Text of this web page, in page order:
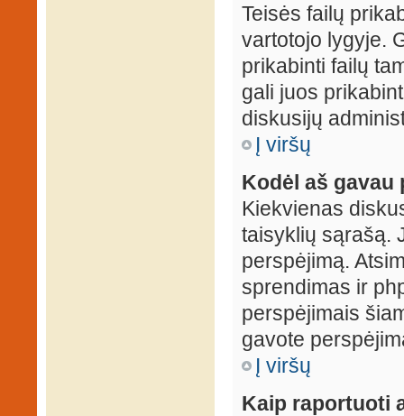
Teisės failų
vartotojo lygyje.
prikabinti failų
gali juos
diskusijų
Į viršų
Kodėl aš gavau
Kiekvienas
taisyklių sąrašą.
perspėjimą.
sprendimas ir
perspėjimais
gavote
Į viršų
Kaip raportuoti